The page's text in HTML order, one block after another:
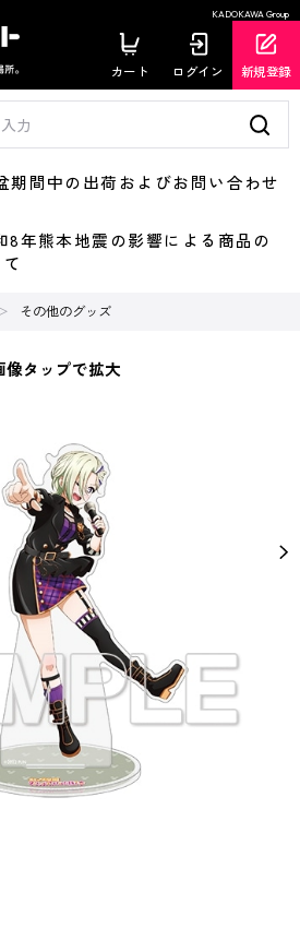
KADOKAWA Group
カート ログイン 新規登録
間中の出荷およびお問い合わせ
熊本地震の影響による商品の
その他のグッズ
像タップで拡大